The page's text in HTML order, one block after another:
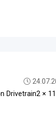
Drivetrain2 × 11